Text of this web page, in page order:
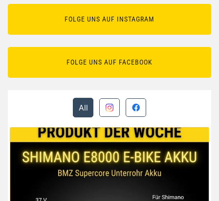
FOLGE UNS AUF INSTAGRAM
FOLGE UNS AUF FACEBOOK